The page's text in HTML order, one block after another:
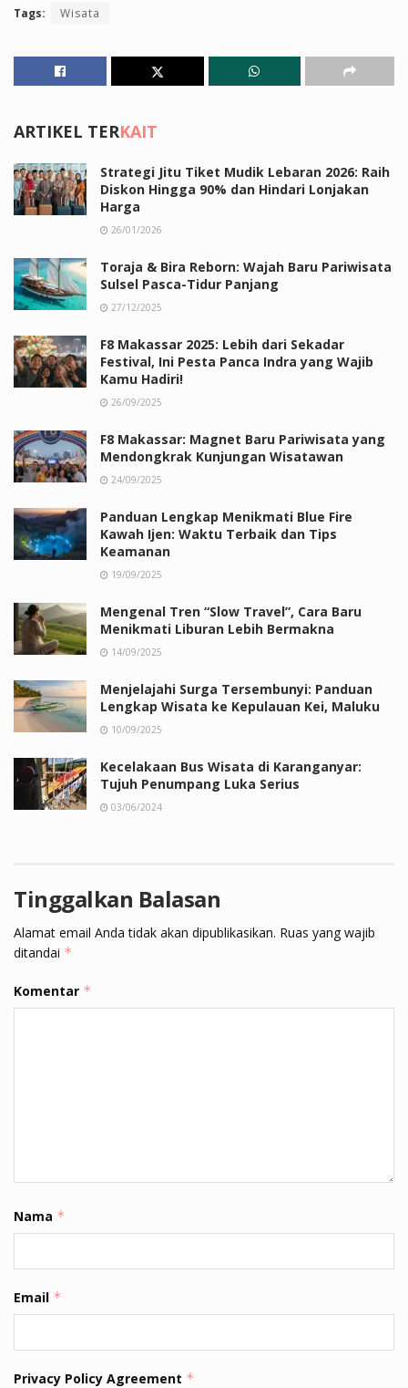
Tags: Wisata
ARTIKEL TERKAIT
Strategi Jitu Tiket Mudik Lebaran 2026: Raih
Diskon Hingga 90% dan Hindari Lonjakan
Harga
26/01/2026
Toraja & Bira Reborn: Wajah Baru Pariwisata
Sulsel Pasca-Tidur Panjang
27/12/2025
F8 Makassar 2025: Lebih dari Sekadar
Festival, Ini Pesta Panca Indra yang Wajib
Kamu Hadiri!
26/09/2025
F8 Makassar: Magnet Baru Pariwisata yang
Mendongkrak Kunjungan Wisatawan
24/09/2025
Panduan Lengkap Menikmati Blue Fire
Kawah Ijen: Waktu Terbaik dan Tips
Keamanan
19/09/2025
Mengenal Tren “Slow Travel”, Cara Baru
Menikmati Liburan Lebih Bermakna
14/09/2025
Menjelajahi Surga Tersembunyi: Panduan
Lengkap Wisata ke Kepulauan Kei, Maluku
10/09/2025
Kecelakaan Bus Wisata di Karanganyar:
Tujuh Penumpang Luka Serius
03/06/2024
Tinggalkan Balasan
Alamat email Anda tidak akan dipublikasikan. Ruas yang wajib
ditandai *
Komentar *
Nama *
Email *
Privacy Policy Agreement *